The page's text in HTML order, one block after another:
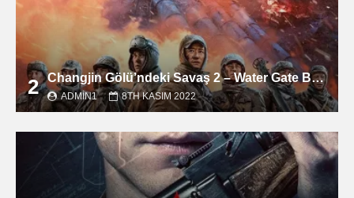
2 Changjin Gölü’ndeki Savaş 2 – Water Gate Bridge filmini izle
ADMIN1 8TH KASIM 2022